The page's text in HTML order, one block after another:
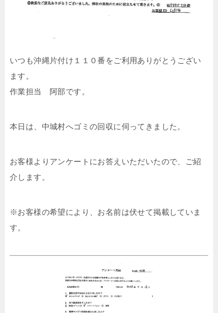
いつも沖縄片付け１１０番をご利用ありがとうござい
ます。
作業担当 阿部です。
本日は、中城村へゴミの回収に伺ってきました。
お客様よりアンケートにお答えいただいたので、ご紹
介します。
※お客様の希望により、お名前は伏せて掲載していま
す。